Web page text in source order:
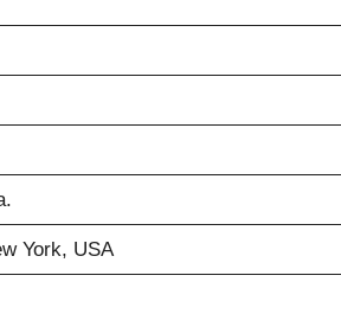
York, USA